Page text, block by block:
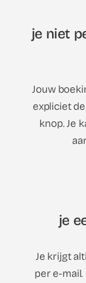
je niet
Jouw
expliciet
knop. Je
je
Je krijgt
per e-